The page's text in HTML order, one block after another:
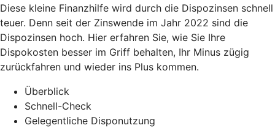
Diese kleine Finanzhilfe wird durch die Dispozinsen schnell
teuer. Denn seit der Zinswende im Jahr 2022 sind die
Dispozinsen hoch. Hier erfahren Sie, wie Sie Ihre
Dispokosten besser im Griff behalten, Ihr Minus zügig
zurückfahren und wieder ins Plus kommen.
Überblick
Schnell-Check
Gelegentliche Disponutzung